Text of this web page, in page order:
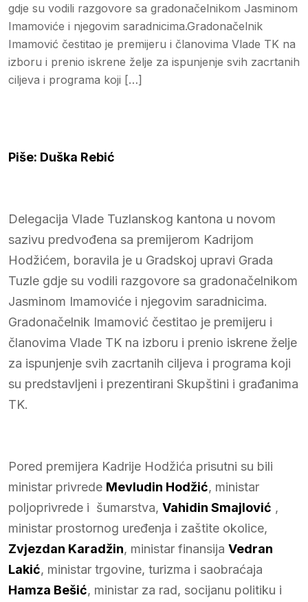
gdje su vodili razgovore sa gradonačelnikom Jasminom
Imamoviće i njegovim saradnicima.Gradonačelnik
Imamović čestitao je premijeru i članovima Vlade TK na
izboru i prenio iskrene želje za ispunjenje svih zacrtanih
ciljeva i programa koji […]
Piše: Duška Rebić
Delegacija Vlade Tuzlanskog kantona u novom
sazivu predvođena sa premijerom Kadrijom
Hodžićem, boravila je u Gradskoj upravi Grada
Tuzle gdje su vodili razgovore sa gradonačelnikom
Jasminom Imamoviće i njegovim saradnicima.
Gradonačelnik Imamović čestitao je premijeru i
članovima Vlade TK na izboru i prenio iskrene želje
za ispunjenje svih zacrtanih ciljeva i programa koji
su predstavljeni i prezentirani Skupštini i građanima
TK.
Pored premijera Kadrije Hodžića prisutni su bili
ministar privrede Mevludin Hodžić, ministar
poljoprivrede i šumarstva, Vahidin Smajlović ,
ministar prostornog uređenja i zaštite okolice,
Zvjezdan Karadžin, ministar finansija Vedran
Lakić, ministar trgovine, turizma i saobraćaja
Hamza Bešić, ministar za rad, socijanu politiku i